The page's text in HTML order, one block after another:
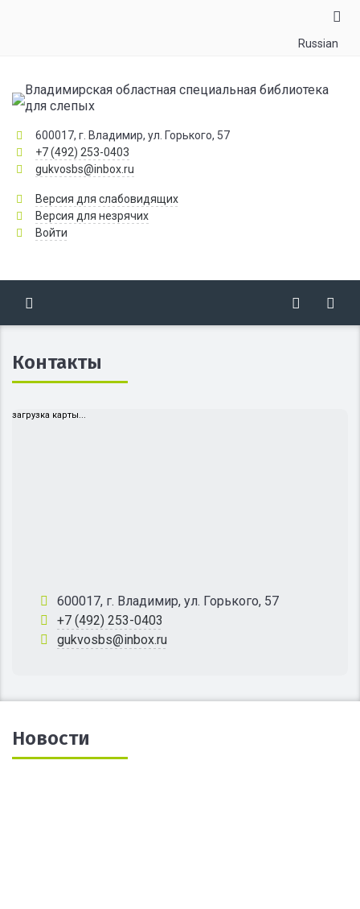
Russian
Владимирская областная специальная библиотека
для слепых
600017, г. Владимир, ул. Горького, 57
+7 (492) 253-0403
gukvosbs@inbox.ru
Версия для слабовидящих
Версия для незрячих
Войти
Контакты
загрузка карты...
600017, г. Владимир, ул. Горького, 57
+7 (492) 253-0403
gukvosbs@inbox.ru
Новости